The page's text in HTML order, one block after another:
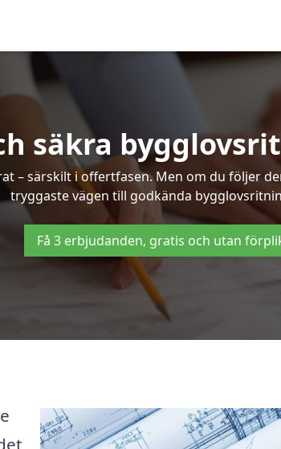
säkra
– särskilt i offertfasen. Men om du följer
tryggaste vägen till godkända
Få 3 erbjudanden, gratis och utan